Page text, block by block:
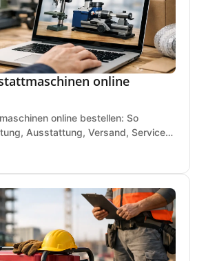
online
online bestellen: So
Ausstattung, Versand, Service